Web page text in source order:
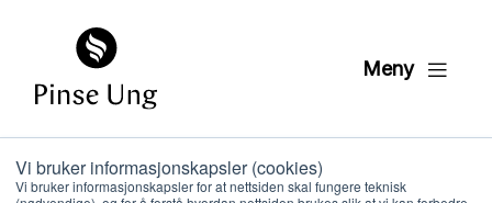
Vi bruker informasjonskapsler (cookies)
Vi bruker informasjonskapsler for at nettsiden skal fungere teknisk
Meny
Continue with Vipps